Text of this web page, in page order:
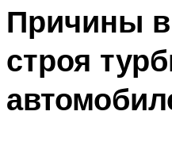
Причины
строя